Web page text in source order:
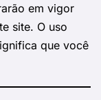
em vigor
site. O uso
que você